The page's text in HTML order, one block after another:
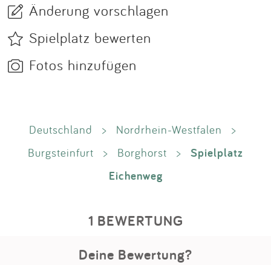
Änderung vorschlagen
Spielplatz bewerten
Fotos hinzufügen
Deutschland > Nordrhein-Westfalen
>
Burgsteinfurt
> Borghorst >
Spielplatz
Eichenweg
1 BEWERTUNG
Deine Bewertung?